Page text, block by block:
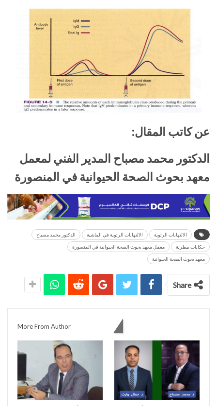
عن كاتب المقال:
الدكتور محمد مصباح المدير الفني لمعمل
معهد بحوث الصحة الحيوانية في المنصورة
الالتهابات الرئوية الالتهابات الرئوية في الماشية الدكتور محمد مصباح
حكايات بيطرية معمل معهد بحوث الصحة الحيوانية في المنصورة
معهد بحوث الصحة الحيوانية
Share
More From Author